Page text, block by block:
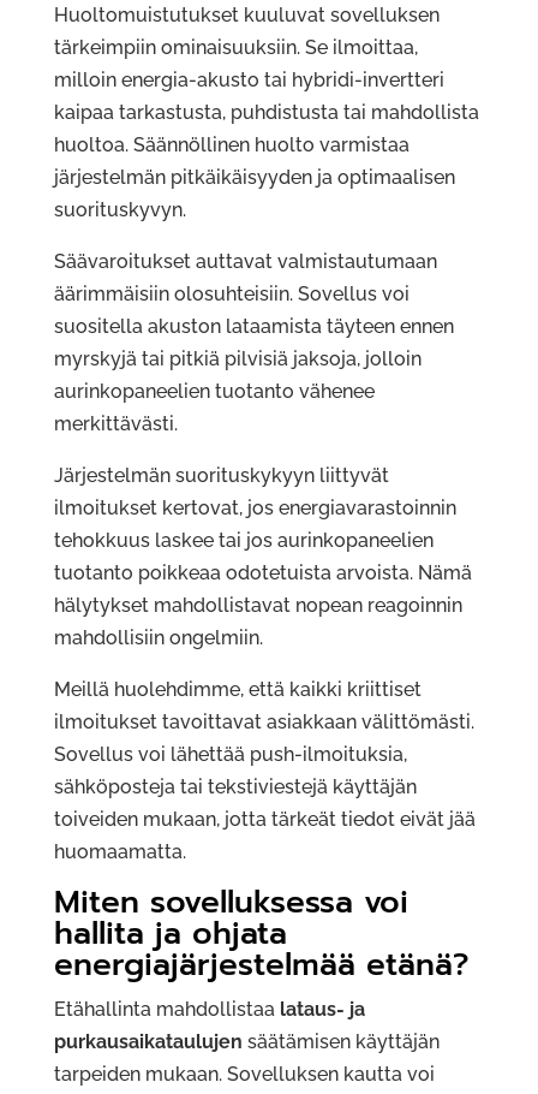
Huoltomuistutukset kuuluvat sovelluksen
tärkeimpiin ominaisuuksiin. Se ilmoittaa,
milloin energia-akusto tai hybridi-invertteri
kaipaa tarkastusta, puhdistusta tai mahdollista
huoltoa. Säännöllinen huolto varmistaa
järjestelmän pitkäikäisyyden ja optimaalisen
suorituskyvyn.
Säävaroitukset auttavat valmistautumaan
äärimmäisiin olosuhteisiin. Sovellus voi
suositella akuston lataamista täyteen ennen
myrskyjä tai pitkiä pilvisiä jaksoja, jolloin
aurinkopaneelien tuotanto vähenee
merkittävästi.
Järjestelmän suorituskykyyn liittyvät
ilmoitukset kertovat, jos energiavarastoinnin
tehokkuus laskee tai jos aurinkopaneelien
tuotanto poikkeaa odotetuista arvoista. Nämä
hälytykset mahdollistavat nopean reagoinnin
mahdollisiin ongelmiin.
Meillä huolehdimme, että kaikki kriittiset
ilmoitukset tavoittavat asiakkaan välittömästi.
Sovellus voi lähettää push-ilmoituksia,
sähköposteja tai tekstiviestejä käyttäjän
toiveiden mukaan, jotta tärkeät tiedot eivät jää
huomaamatta.
Miten sovelluksessa voi
hallita ja ohjata
energiajärjestelmää etänä?
Etähallinta mahdollistaa lataus- ja
purkausaikataulujen säätämisen käyttäjän
tarpeiden mukaan. Sovelluksen kautta voi